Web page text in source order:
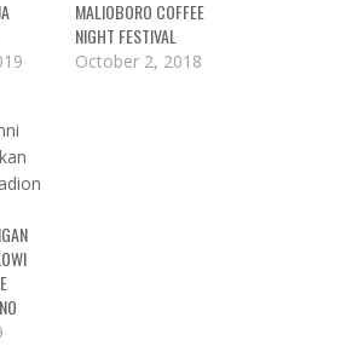
n
MALIOBORO COFFEE
NIGHT FESTIVAL
October 2, 2018